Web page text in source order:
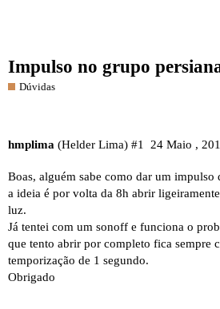
Impulso no grupo
Dúvidas
hmplima (Helder Lima) 24 Maio ,
#1
Boas, alguém sabe como dar um impulso
a ideia é por volta da 8h abrir
luz.
Já tentei com um sonoff e funciona o
que tento abrir por completo fica sempre
temporização de 1 segundo.
Obrigado